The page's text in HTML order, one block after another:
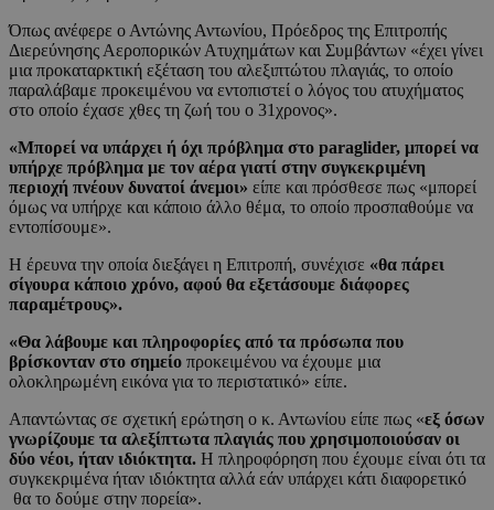
Όπως ανέφερε ο Αντώνης Αντωνίου, Πρόεδρος της Επιτροπής
Διερεύνησης Αεροπορικών Ατυχημάτων και Συμβάντων «έχει γίνει
μια προκαταρκτική εξέταση του αλεξιπτώτου πλαγιάς, το οποίο
παραλάβαμε προκειμένου να εντοπιστεί ο λόγος του ατυχήματος
στο οποίο έχασε χθες τη ζωή του ο 31χρονος».
«Μπορεί να υπάρχει ή όχι πρόβλημα στο paraglider, μπορεί να
υπήρχε πρόβλημα με τον αέρα γιατί στην συγκεκριμένη
περιοχή πνέουν δυνατοί άνεμοι» είπε και πρόσθεσε πως «μπορεί
όμως να υπήρχε και κάποιο άλλο θέμα, το οποίο προσπαθούμε να
εντοπίσουμε».
Η έρευνα την οποία διεξάγει η Επιτροπή, συνέχισε «θα πάρει
σίγουρα κάποιο χρόνο, αφού θα εξετάσουμε διάφορες
παραμέτρους».
«Θα λάβουμε και πληροφορίες από τα πρόσωπα που
βρίσκονταν στο σημείο προκειμένου να έχουμε μια
ολοκληρωμένη εικόνα για το περιστατικό» είπε.
Απαντώντας σε σχετική ερώτηση ο κ. Αντωνίου είπε πως «εξ όσων
γνωρίζουμε τα αλεξίπτωτα πλαγιάς που χρησιμοποιούσαν οι
δύο νέοι, ήταν ιδιόκτητα. Η πληροφόρηση που έχουμε είναι ότι τα
συγκεκριμένα ήταν ιδιόκτητα αλλά εάν υπάρχει κάτι διαφορετικό
θα το δούμε στην πορεία».